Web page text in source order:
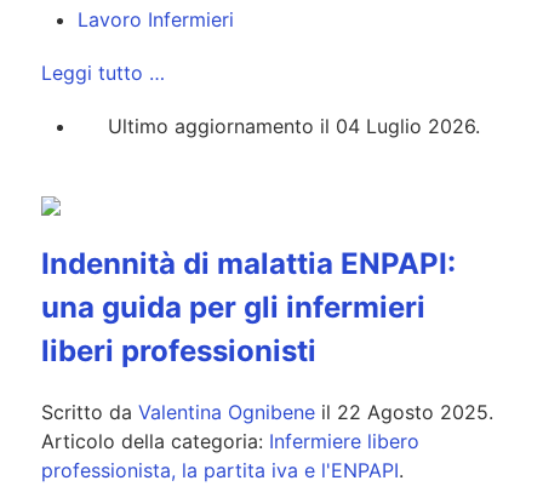
Lavoro Infermieri
Leggi tutto …
Ultimo aggiornamento il 04 Luglio 2026.
Indennità di malattia ENPAPI:
una guida per gli infermieri
liberi professionisti
Scritto da Valentina Ognibene il 22 Agosto 2025.
Articolo della categoria: Infermiere libero
professionista, la partita iva e l'ENPAPI.